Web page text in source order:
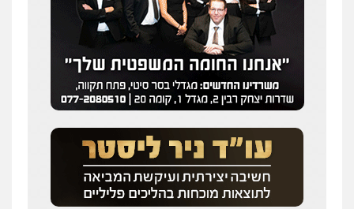
עו"ד איהאב ג'לג'ולי
פלילי מעצרים וחקירות עורכי דין לענייני
אסירים
0505216700
עו"ד שלומי שרון
0547342002
עו"ד אלון קריטי